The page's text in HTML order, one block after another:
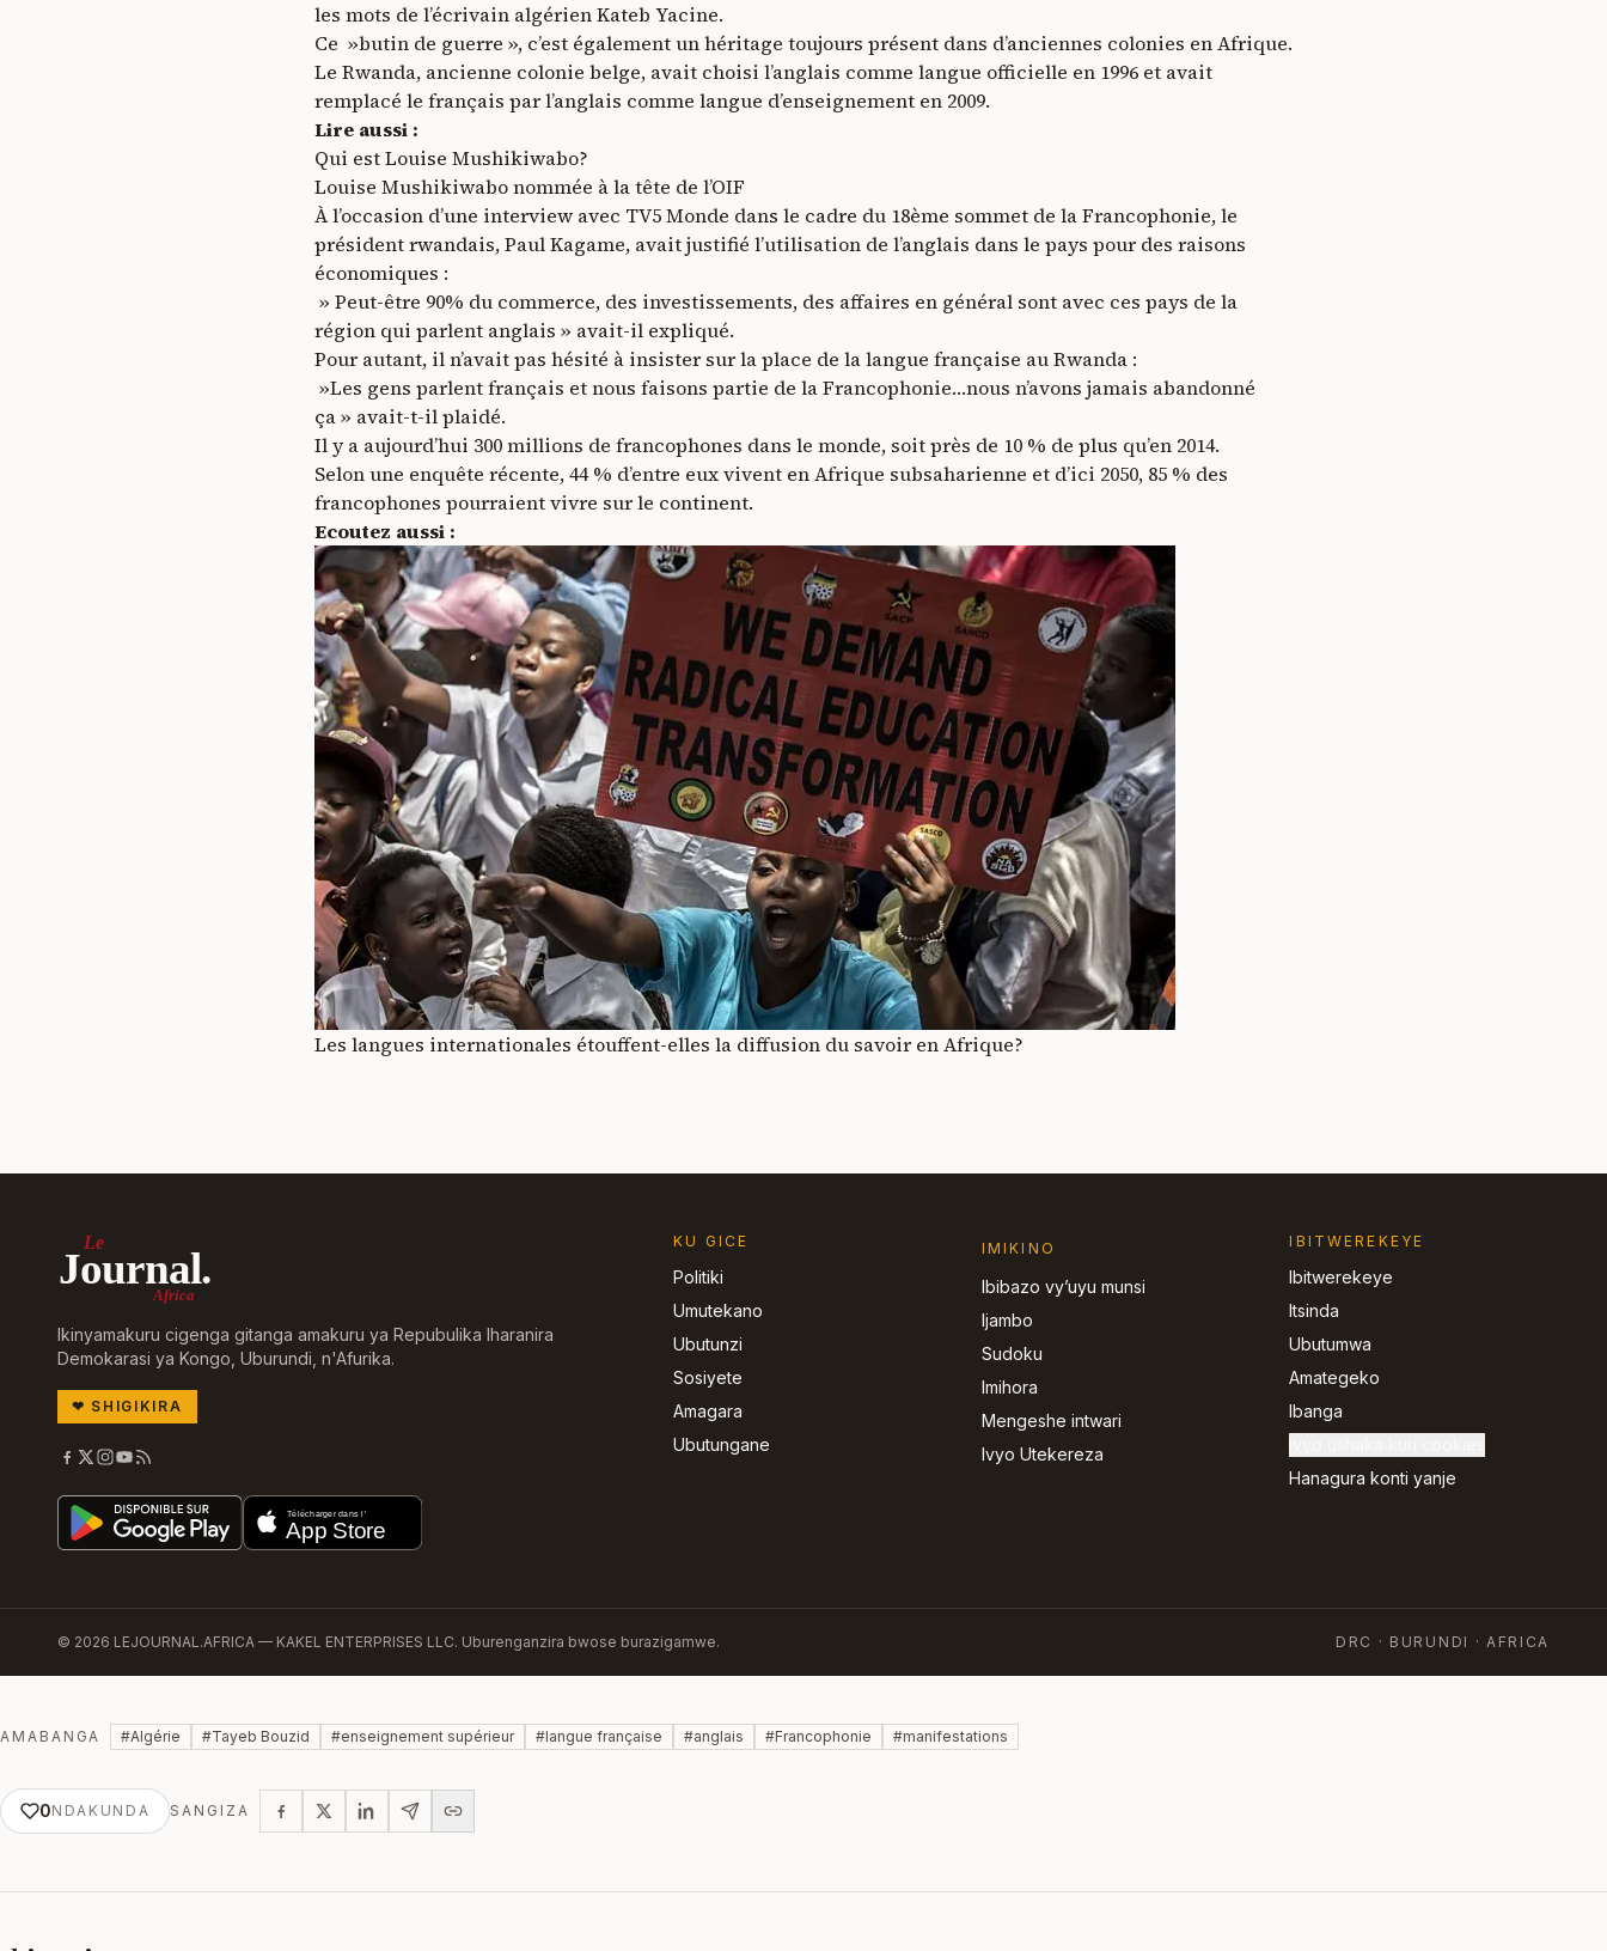
les mots de l’écrivain algérien Kateb Yacine.
Ce »butin de guerre », c’est également un héritage toujours présent dans d’anciennes colonies en Afrique.
Le Rwanda, ancienne colonie belge, avait choisi l’anglais comme langue officielle en 1996 et avait
remplacé le français par l’anglais comme langue d’enseignement en 2009.
Lire aussi :
Qui est Louise Mushikiwabo?
Louise Mushikiwabo nommée à la tête de l’OIF
À l’occasion d’une interview avec TV5 Monde dans le cadre du 18ème sommet de la Francophonie, le
président rwandais, Paul Kagame, avait justifié l’utilisation de l’anglais dans le pays pour des raisons
économiques :
» Peut-être 90% du commerce, des investissements, des affaires en général sont avec ces pays de la
région qui parlent anglais » avait-il expliqué.
Pour autant, il n’avait pas hésité à insister sur la place de la langue française au Rwanda :
»Les gens parlent français et nous faisons partie de la Francophonie…nous n’avons jamais abandonné
ça » avait-t-il plaidé.
Il y a aujourd’hui 300 millions de francophones dans le monde, soit près de 10 % de plus qu’en 2014.
Selon une enquête récente, 44 % d’entre eux vivent en Afrique subsaharienne et d’ici 2050, 85 % des
francophones pourraient vivre sur le continent.
Ecoutez aussi :
Les langues internationales étouffent-elles la diffusion du savoir en Afrique?
Le
Journal.
Africa
Ikinyamakuru cigenga gitanga amakuru ya Repubulika Iharanira
Demokarasi ya Kongo, Uburundi, n'Afurika.
❤ SHIGIKIRA
KU GICE
Politiki
Umutekano
Ubutunzi
Sosiyete
Amagara
Ubutungane
IMIKINO
Ibibazo vy’uyu munsi
Ijambo
Sudoku
Imihora
Mengeshe intwari
Ivyo Utekereza
IBITWEREKEYE
Ibitwerekeye
Itsinda
Ubutumwa
Amategeko
Ibanga
Hanagura konti yanje
© 2026 LEJOURNAL.AFRICA — KAKEL ENTERPRISES LLC. Uburenganzira bwose burazigamwe. DRC · BURUNDI · AFRICA
AMABANGA #Algérie #Tayeb Bouzid #enseignement supérieur #langue française #anglais #Francophonie #manifestations
0NDAKUNDA SANGIZA